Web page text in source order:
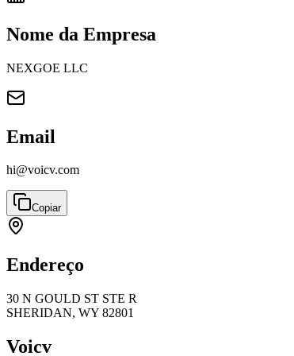
Nome da Empresa
NEXGOE LLC
Email
hi@voicv.com
Copiar
Endereço
30 N GOULD ST STE R
SHERIDAN, WY 82801
Voicv